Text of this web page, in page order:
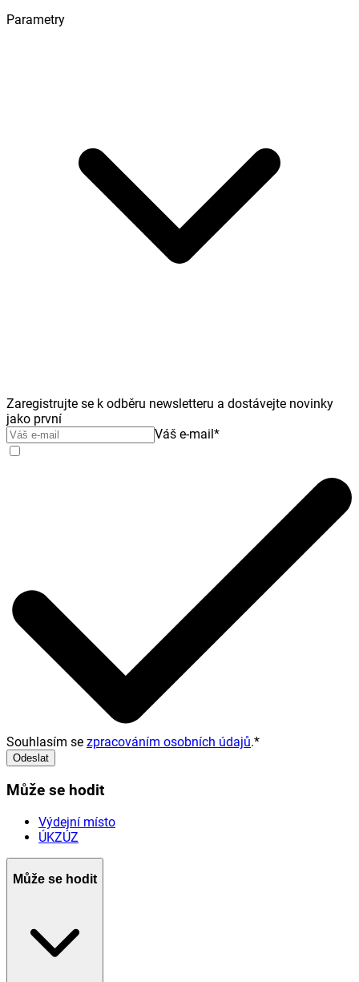
Parametry
Zaregistrujte se k odběru newsletteru a dostávejte novinky
jako první
Váš e-mail*
Souhlasím se zpracováním osobních údajů.*
Odeslat
Může se hodit
Výdejní místo
ÚKZÚZ
Může se hodit